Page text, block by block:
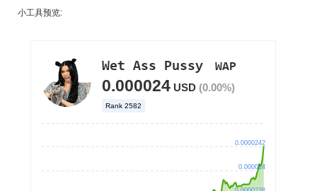
小工具预览: